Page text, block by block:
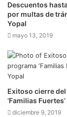
Descuentos
por multas de
Yopal
mayo 13, 2019
Exitoso cierre
‘Familias
diciembre 9, 2019